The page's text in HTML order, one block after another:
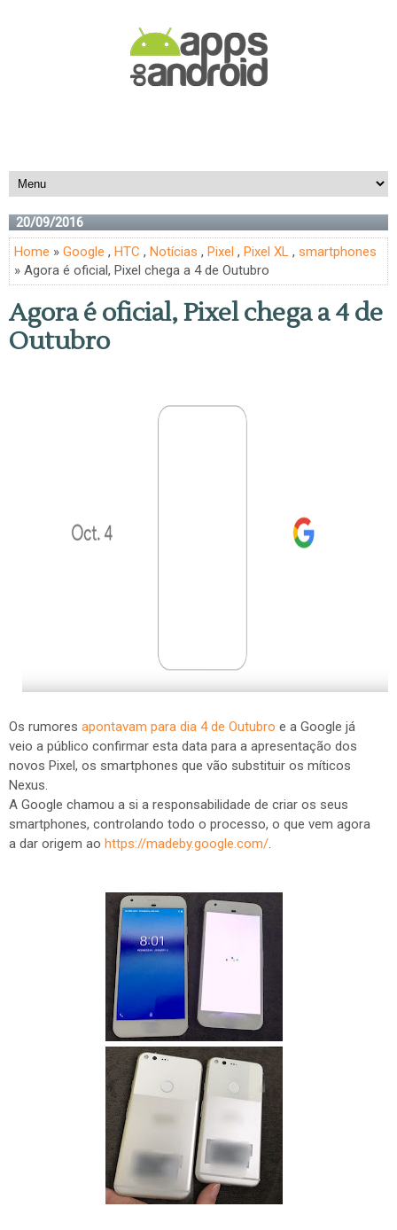
20/09/2016
Home » Google , HTC , Notícias , Pixel , Pixel XL , smartphones
» Agora é oficial, Pixel chega a 4 de Outubro
Agora é oficial, Pixel chega a 4 de
Outubro
Os rumores apontavam para dia 4 de Outubro e a Google já
veio a público confirmar esta data para a apresentação dos
novos Pixel, os smartphones que vão substituir os míticos
Nexus.
A Google chamou a si a responsabilidade de criar os seus
smartphones, controlando todo o processo, o que vem agora
a dar origem ao https://madeby.google.com/.